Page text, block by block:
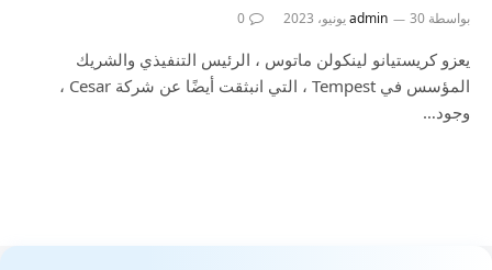
بواسطة admin 30 يونيو، 2023 0
يعزو كريستيانو لينكولن ماتوس ، الرئيس التنفيذي والشريك
المؤسس في Tempest ، التي انبثقت أيضًا عن شركة Cesar ،
وجود…